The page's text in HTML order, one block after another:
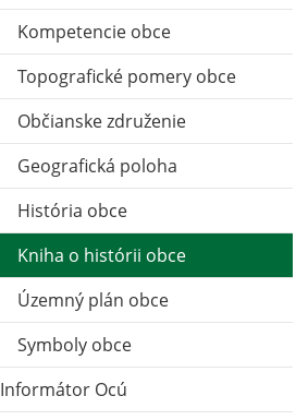
Kompetencie obce
Topografické pomery obce
Občianske združenie
Geografická poloha
História obce
Kniha o histórii obce
Územný plán obce
Symboly obce
Informátor Ocú